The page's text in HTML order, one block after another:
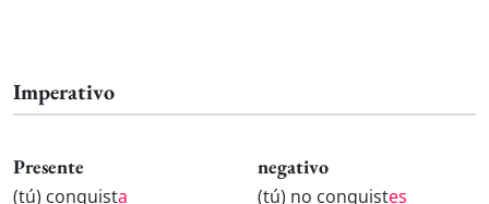
Imperativo
Presente
(tú) conquista
negativo
(tú) no conquistes